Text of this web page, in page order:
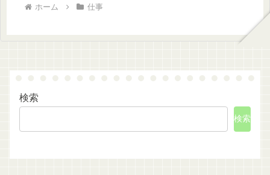
ホーム 仕事
検索
検索